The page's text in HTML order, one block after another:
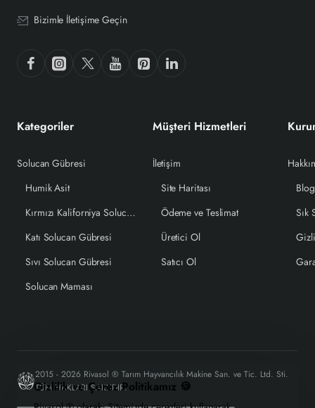
Gizlilik ve Çerez Politikamız 🍪
Bizimle İletişime Geçin
Kategoriler
Solucan Gübresi
Humik Asit
Kırmızı Kaliforniya Solucanı
Katı Solucan Gübresi
Sıvı Solucan Gübresi
Solucan Maması
Müşteri Hizmetleri
İletişim
Site Haritası
Ödeme ve Teslimat
Üretici Ol
Satıcı Ol
Blog
Sık
2015 - 2026 Rivasol ® Tarım Hayvancılık Makine San. ve Tic. Ltd. Sti.
TÜM HAKLARI SAKLIDIR.